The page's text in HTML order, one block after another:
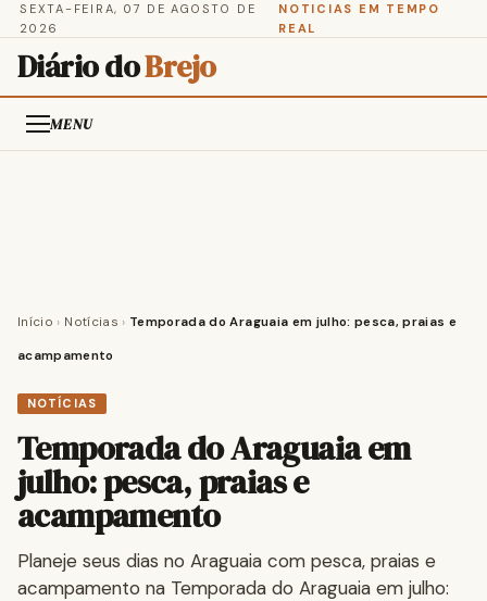
SEXTA-FEIRA, 07 DE AGOSTO DE
2026
NOTICIAS EM TEMPO
REAL
Diário doBrejo
MENU
Início › Notícias › Temporada do Araguaia em julho: pesca, praias e
acampamento
NOTÍCIAS
Temporada do Araguaia em
julho: pesca, praias e
acampamento
Planeje seus dias no Araguaia com pesca, praias e
acampamento na Temporada do Araguaia em julho: